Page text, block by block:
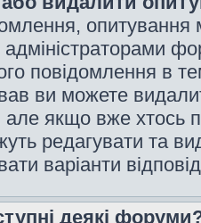
повідомлення в
ви можете
але якщо вже
редагувати та
варіанти
деякі